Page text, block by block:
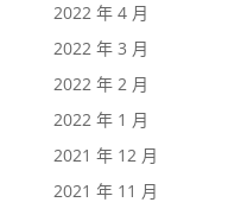
2022 年 4 月
2022 年 3 月
2022 年 2 月
2022 年 1 月
2021 年 12 月
2021 年 11 月